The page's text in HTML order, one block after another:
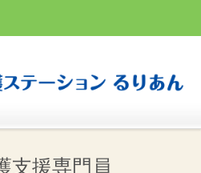
支援専門員